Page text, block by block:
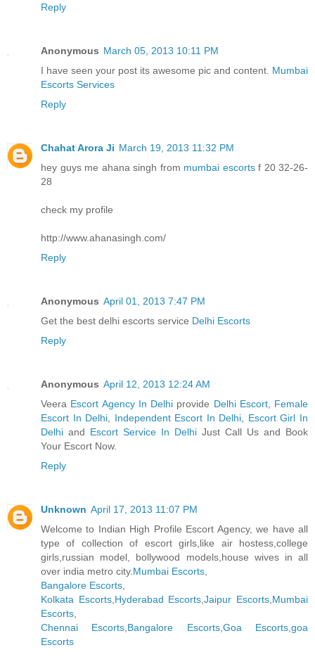
Reply
Anonymous March 05, 2013 10:11 PM
I have seen your post its awesome pic and content. Mumbai
Escorts Services
Reply
Chahat Arora Ji March 19, 2013 11:32 PM
hey guys me ahana singh from mumbai escortsf 20 32-26-
28
check my profile
http://www.ahanasingh.com/
Reply
Anonymous April 01, 2013 7:47 PM
Get the best delhi escorts service Delhi Escorts
Reply
Anonymous April 12, 2013 12:24 AM
Veera Escort Agency In Delhi provide Delhi Escort, Female
Escort In Delhi
Independent Escort In Delhi
Escort Girl In
Delhi and Escort Service In Delhi Just Call Us and Book
Your Escort Now.
Reply
Unknown April 17, 2013 11:07 PM
Welcome to Indian High Profile Escort Agency, we have all
type of collection of escort girls,like air hostess,college
girls,russian model, bollywood models,house wives in all
over india metro city. Mumbai Escorts
Bangalore Escorts
Kolkata Escorts, Hyderabad Escorts ,Jaipur Escorts Mumbai
Escorts
Chennai Escorts Bangalore Escorts, Goa Escorts ,goa
Escorts